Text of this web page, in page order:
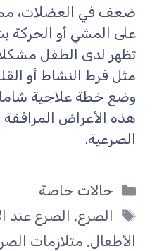
ضعف في العضلات،
على المشي أو الحركة
تظهر لدى الطفل
مثل فرط النشاط أو
وضع خطة علاجية
هذه الأعراض المرافقة
الصرعية.
التصنيفات
حالات خاصة
الوسوم
الصرع, الصرع عند
الأطفال, متلازمات